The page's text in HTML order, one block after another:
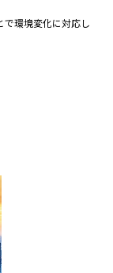
で環境変化に対応し